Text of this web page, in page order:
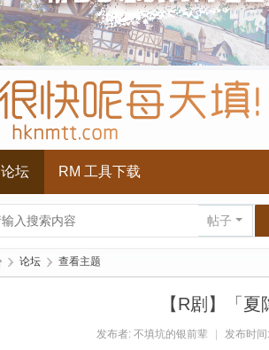
论坛 RM 工具下载
帖子
› 论坛 › 查看主题
【R剧】「
发布者: 不填坑的银前辈 发布时